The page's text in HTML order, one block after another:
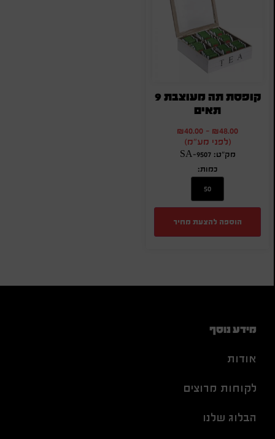
קופסת תה מעוצבת 9
תאים
₪48.00
-
₪40.00
(לפני מע"מ)
מק"ט: SA-9507
כמות:
הוספה להצעת מחיר
מידע נוסף
אודות
לקוחות מרוצים
הבלוג שלנו